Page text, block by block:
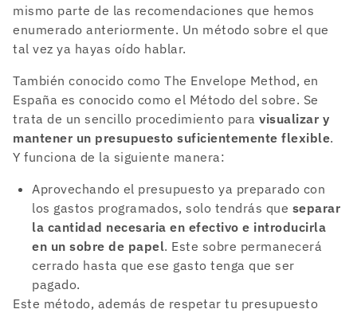
mismo parte de las recomendaciones que hemos
enumerado anteriormente. Un método sobre el que
tal vez ya hayas oído hablar.
También conocido como The Envelope Method, en
España es conocido como el Método del sobre. Se
trata de un sencillo procedimiento para visualizar y
mantener un presupuesto suficientemente flexible.
Y funciona de la siguiente manera:
Aprovechando el presupuesto ya preparado con
los gastos programados, solo tendrás que separar
la cantidad necesaria en efectivo e introducirla
en un sobre de papel. Este sobre permanecerá
cerrado hasta que ese gasto tenga que ser
pagado.
Este método, además de respetar tu presupuesto